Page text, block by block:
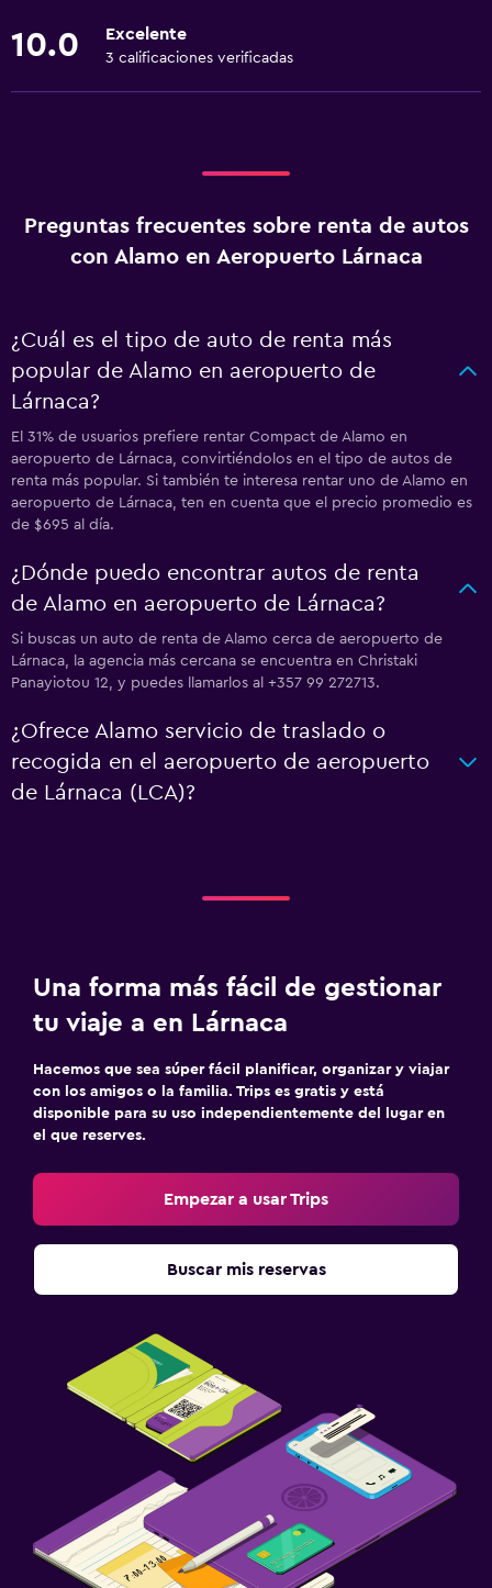
10.0 Excelente
3 calificaciones verificadas
Preguntas frecuentes sobre renta de autos
con Alamo en Aeropuerto Lárnaca
¿Cuál es el tipo de auto de renta más
popular de Alamo en aeropuerto de
Lárnaca?
El 31% de usuarios prefiere rentar Compact de Alamo en
aeropuerto de Lárnaca, convirtiéndolos en el tipo de autos de
renta más popular. Si también te interesa rentar uno de Alamo en
aeropuerto de Lárnaca, ten en cuenta que el precio promedio es
de $695 al día.
¿Dónde puedo encontrar autos de renta
de Alamo en aeropuerto de Lárnaca?
Si buscas un auto de renta de Alamo cerca de aeropuerto de
Lárnaca, la agencia más cercana se encuentra en Christaki
Panayiotou 12, y puedes llamarlos al +357 99 272713.
¿Ofrece Alamo servicio de traslado o
recogida en el aeropuerto de aeropuerto
de Lárnaca (LCA)?
Una forma más fácil de gestionar
tu viaje a en Lárnaca
Hacemos que sea súper fácil planificar, organizar y viajar
con los amigos o la familia. Trips es gratis y está
disponible para su uso independientemente del lugar en
el que reserves.
Empezar a usar Trips
Buscar mis reservas